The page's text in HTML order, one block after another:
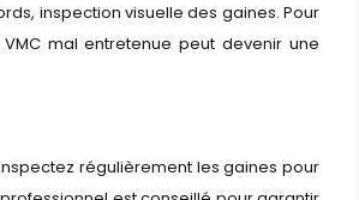
inspection visuelle des gaines. Pour
mal entretenue peut devenir une
régulièrement les gaines pour